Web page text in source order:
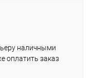
наличными
оплатить заказ